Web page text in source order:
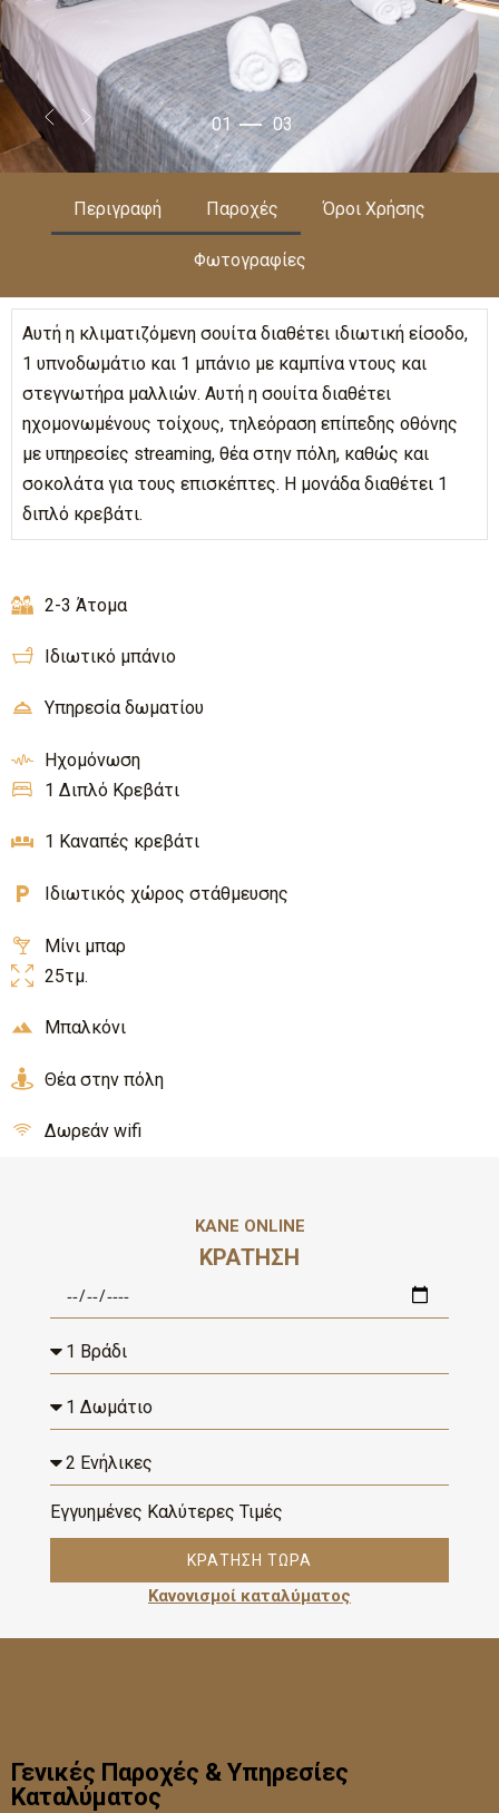
02 03
Περιγραφή Παροχές Όροι Χρήσης
Φωτογραφίες
Αυτή η κλιματιζόμενη σουίτα διαθέτει ιδιωτική είσοδο,
1 υπνοδωμάτιο και 1 μπάνιο με καμπίνα ντους και
στεγνωτήρα μαλλιών. Αυτή η σουίτα διαθέτει
ηχομονωμένους τοίχους, τηλεόραση επίπεδης οθόνης
με υπηρεσίες streaming, θέα στην πόλη, καθώς και
σοκολάτα για τους επισκέπτες. Η μονάδα διαθέτει 1
διπλό κρεβάτι.
2-3 Άτομα
Ιδιωτικό μπάνιο
Υπηρεσία δωματίου
Ηχομόνωση
1 Διπλό Κρεβάτι
1 Καναπές κρεβάτι
Ιδιωτικός χώρος στάθμευσης
Μίνι μπαρ
25τμ.
Μπαλκόνι
Θέα στην πόλη
Δωρεάν wifi
ΚΆΝΕ ONLINE
ΚΡΆΤΗΣΗ
Εγγυημένες Καλύτερες Τιμές
ΚΡΆΤΗΣΗ ΤΏΡΑ
Κανονισμοί καταλύματος
Γενικές Παροχές & Υπηρεσίες
Καταλύματος